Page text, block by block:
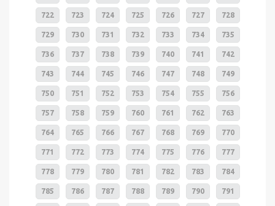
722 723 724 725 726 727 728
729 730 731 732 733 734 735
736 737 738 739 740 741 742
743 744 745 746 747 748 749
750 751 752 753 754 755 756
757 758 759 760 761 762 763
764 765 766 767 768 769 770
771 772 773 774 775 776 777
778 779 780 781 782 783 784
785 786 787 788 789 790 791